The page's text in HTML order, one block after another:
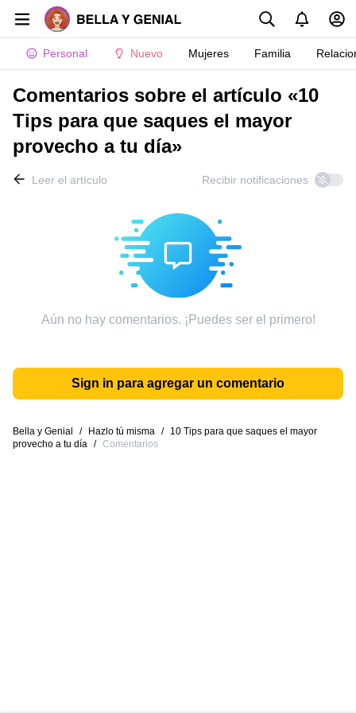
Personal Nuevo Mujeres Familia
Comentarios sobre el artículo «10
Tips para que saques el mayor
provecho a tu día»
Leer el artículo Recibir notificaciones
Aún no hay comentarios. ¡Puedes ser el primero!
Sign in para agregar un comentario
Bella y Genial / Hazlo tú misma /
10 Tips para que saques el mayor
provecho a tu día / Comentarios